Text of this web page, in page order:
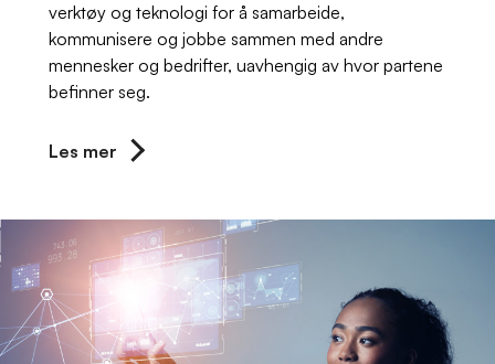
verktøy og teknologi for å samarbeide,
kommunisere og jobbe sammen med andre
mennesker og bedrifter, uavhengig av hvor partene
befinner seg.
Les mer